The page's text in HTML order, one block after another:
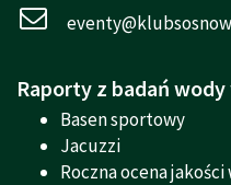
Raporty z badań
Basen sportowy
Jacuzzi
Roczna ocena jakości